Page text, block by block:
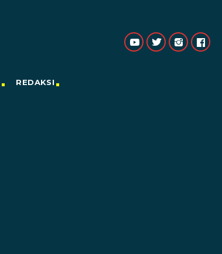
REDAKSI